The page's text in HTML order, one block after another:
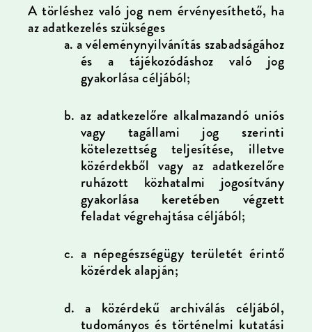
A törléshez való jog nem érvényesíthető, ha
az adatkezelés szükséges
a.a véleménynyilvánítás szabadságához
és a tájékozódáshoz való jog
gyakorlása céljából;
b.az adatkezelőre alkalmazandó uniós
vagy tagállami jog szerinti
kötelezettség teljesítése, illetve
közérdekből vagy az adatkezelőre
ruházott közhatalmi jogosítvány
gyakorlása keretében végzett
feladat végrehajtása céljából;
c.a népegészségügy területét érintő
közérdek alapján;
d.a közérdekű archiválás céljából,
tudományos és történelmi kutatási